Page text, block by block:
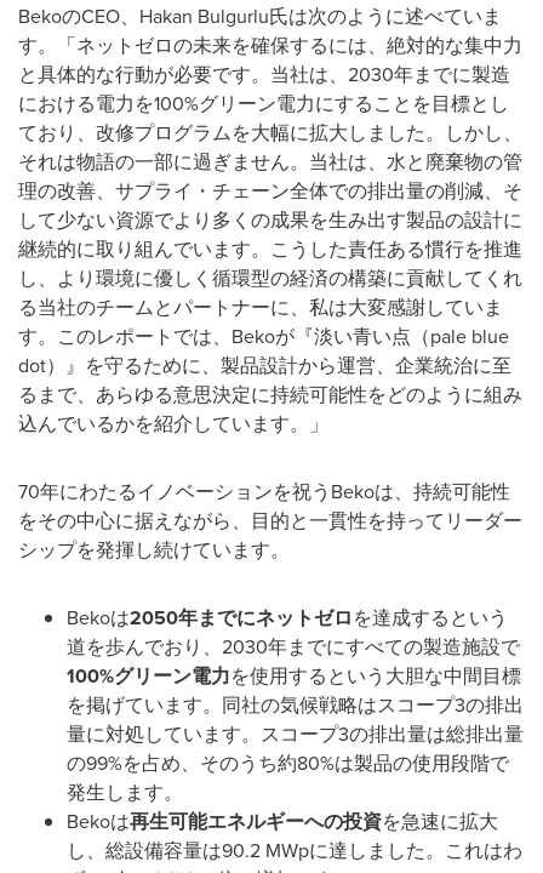
BekoのCEO、Hakan Bulgurlu氏は次のように述べていま
す。「ネットゼロの未来を確保するには、絶対的な集中力
と具体的な行動が必要です。当社は、2030年までに製造
における電力を100%グリーン電力にすることを目標とし
ており、改修プログラムを大幅に拡大しました。しかし、
それは物語の一部に過ぎません。当社は、水と廃棄物の管
理の改善、サプライ・チェーン全体での排出量の削減、そ
して少ない資源でより多くの成果を生み出す製品の設計に
継続的に取り組んでいます。こうした責任ある慣行を推進
し、より環境に優しく循環型の経済の構築に貢献してくれ
る当社のチームとパートナーに、私は大変感謝していま
す。このレポートでは、Bekoが『淡い青い点（pale blue
dot）』を守るために、製品設計から運営、企業統治に至
るまで、あらゆる意思決定に持続可能性をどのように組み
込んでいるかを紹介しています。」
70年にわたるイノベーションを祝うBekoは、持続可能性
をその中心に据えながら、目的と一貫性を持ってリーダー
シップを発揮し続けています。
Bekoは2050年までにネットゼロを達成するという
道を歩んでおり、2030年までにすべての製造施設で
100%グリーン電力を使用するという大胆な中間目標
を掲げています。同社の気候戦略はスコープ3の排出
量に対処しています。スコープ3の排出量は総排出量
の99%を占め、そのうち約80%は製品の使用段階で
発生します。
Bekoは再生可能エネルギーへの投資を急速に拡大
し、総設備容量は90.2 MWpに達しました。これはわ